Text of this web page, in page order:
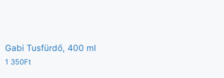
Gabi Tusfürdő, 400 ml
1 350Ft